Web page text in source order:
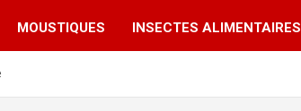
MOUSTIQUES INSECTES ALIMENTAIRES